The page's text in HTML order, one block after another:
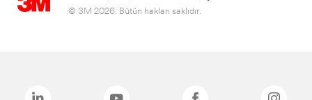
© 3M 2026. Bütün hakları saklıdır.